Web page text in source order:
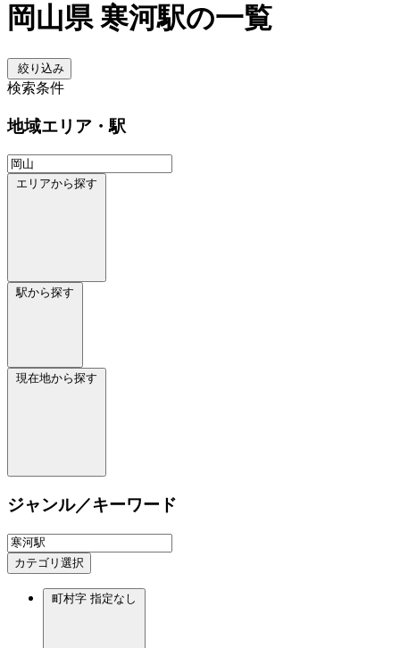
岡山県 寒河駅の一覧
絞り込み
検索条件
地域エリア・駅
エリアから探す
駅から探す
現在地から探す
ジャンル／キーワード
カテゴリ選択
町村字 指定なし